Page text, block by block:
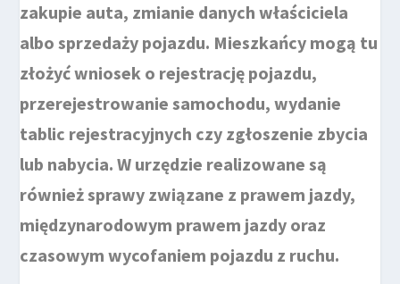
zakupie auta, zmianie danych właściciela
albo sprzedaży pojazdu. Mieszkańcy mogą tu
złożyć wniosek o rejestrację pojazdu,
przerejestrowanie samochodu, wydanie
tablic rejestracyjnych czy zgłoszenie zbycia
lub nabycia. W urzędzie realizowane są
również sprawy związane z prawem jazdy,
międzynarodowym prawem jazdy oraz
czasowym wycofaniem pojazdu z ruchu.